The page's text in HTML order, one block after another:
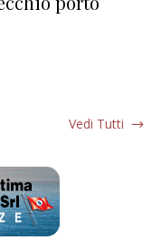
Vedi Tutti